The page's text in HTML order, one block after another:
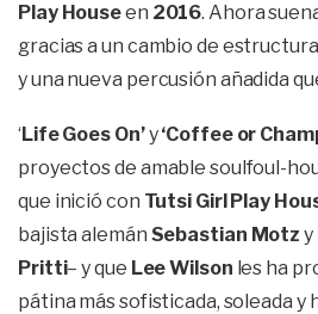
Play Houseen 2016. Ahora
gracias a un cambio de
y una nueva percusión añadida
‘Life Goes On’y‘Coffee or
proyectos de amable soulfoul-
que inició con Tutsi Girl Play
bajista alemán Sebastian Motz y
Pritti– y que Lee Wilson les ha
pátina más sofisticada, soleada y